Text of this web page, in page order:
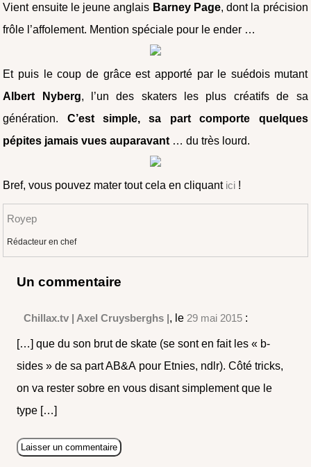
Vient ensuite le jeune anglais Barney Page, dont la précision
frôle l’affolement. Mention spéciale pour le ender …
Et puis le coup de grâce est apporté par le suédois mutant
Albert Nyberg, l’un des skaters les plus créatifs de sa
génération. C’est simple, sa part comporte quelques
pépites jamais vues auparavant … du très lourd.
Bref, vous pouvez mater tout cela en cliquant ici !
Royep
Rédacteur en chef
Un commentaire
Chillax.tv | Axel Cruysberghs |, le 29 mai 2015 :
[…] que du son brut de skate (se sont en fait les « b-
sides » de sa part AB&A pour Etnies, ndlr). Côté tricks,
on va rester sobre en vous disant simplement que le
type […]